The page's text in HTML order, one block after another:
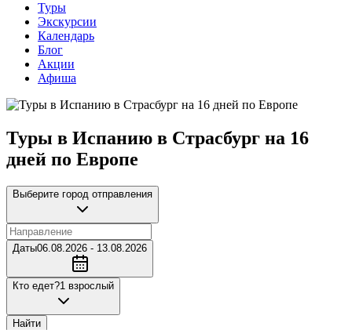
Туры
Экскурсии
Календарь
Блог
Акции
Афиша
Туры в Испанию в Страсбург на 16
дней по Европе
Выберите город отправления
Даты06.08.2026 - 13.08.2026
Кто едет?1 взрослый
Найти